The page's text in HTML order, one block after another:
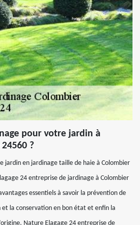
pour votre jardin à
?
jardin en jardinage taille de haie à Colombier
24 entreprise de jardinage à Colombier
essentiels à savoir la prévention de
la conservation en bon état et enfin la
Nature Elagage 24 entreprise de